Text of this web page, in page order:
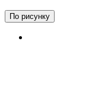
По рисунку